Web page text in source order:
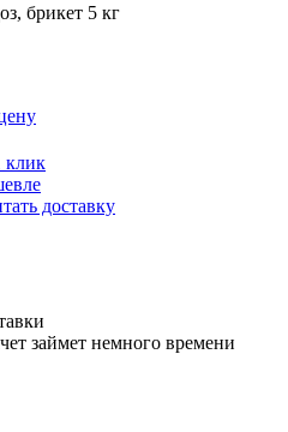
брикет 5 кг
клик
доставку
займет немного времени